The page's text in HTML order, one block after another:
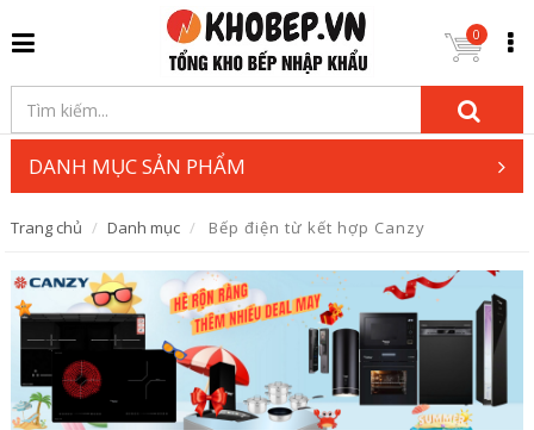
0
DANH MỤC SẢN PHẨM
Trang chủ Danh mục Bếp điện từ kết hợp Canzy